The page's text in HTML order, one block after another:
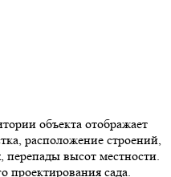
объекта отображает
расположение строений,
высот местности.
проектирования сада.